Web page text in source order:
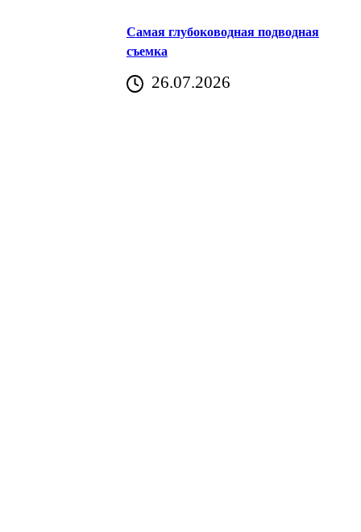
Самая глубоководная подводная
съемка
26.07.2026